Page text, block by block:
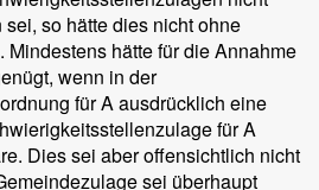
so hätte dies nicht ohne
Mindestens hätte für die Annahme
wenn in der
für A ausdrücklich eine
für A
Dies sei aber offensichtlich nicht
sei überhaupt